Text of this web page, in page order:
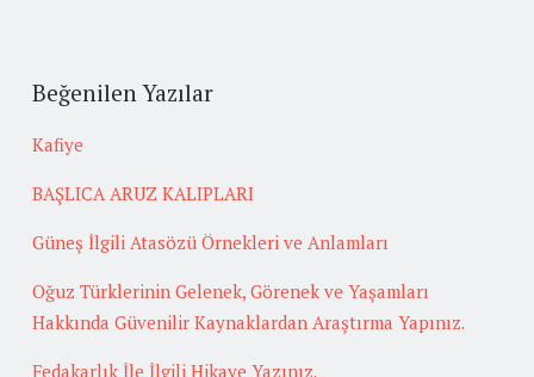
Beğenilen Yazılar
Kafiye
BAŞLICA ARUZ KALIPLARI
Güneş İlgili Atasözü Örnekleri ve Anlamları
Oğuz Türklerinin Gelenek, Görenek ve Yaşamları
Hakkında Güvenilir Kaynaklardan Araştırma Yapınız.
Fedakarlık İle İlgili Hikaye Yazınız.